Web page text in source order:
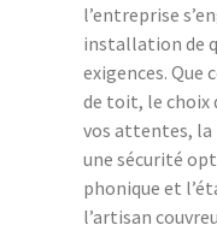
l’entreprise
installation de
exigences. Que
de toit, le choix
vos attentes, la
une sécurité
phonique et
l’artisan